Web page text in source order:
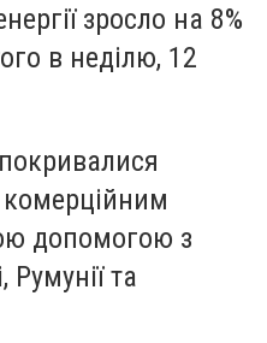
зросло на 8%
в неділю, 12
допомогою з
та